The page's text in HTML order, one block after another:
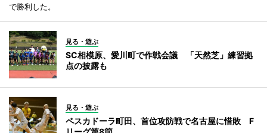
で勝利した。
見る・遊ぶ
SC相模原、愛川町で作戦会議 「天然芝」練習拠
点の披露も
見る・遊ぶ
ペスカドーラ町田、首位攻防戦で名古屋に惜敗 F